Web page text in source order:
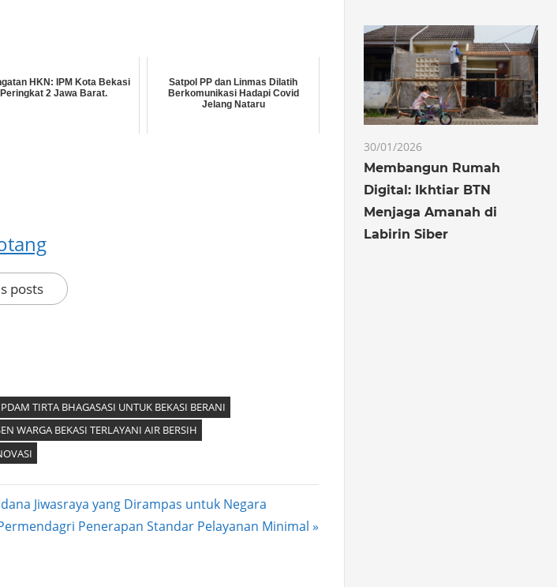
HKN: IPM Kota Bekasi
Peringkat 2 Jawa Barat.
Satpol PP dan Linmas Dilatih
Berkomunikasi Hadapi Covid
Jelang Nataru
posts
TIRTA BHAGASASI UNTUK BEKASI BERANI
WARGA BEKASI TERLAYANI AIR BERSIH
Jiwasraya yang Dirampas untuk Negara
Penerapan Standar Pelayanan Minimal
30/01/2026
Membangun Rumah
Digital: Ikhtiar BTN
Menjaga Amanah di
Labirin Siber